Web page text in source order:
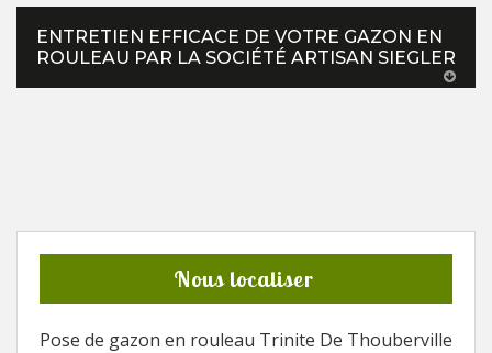
ENTRETIEN EFFICACE DE VOTRE GAZON EN
ROULEAU PAR LA SOCIÉTÉ ARTISAN SIEGLER
Nous localiser
Pose de gazon en rouleau Trinite De Thouberville